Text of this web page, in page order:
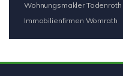
Wohnungsmakler Todenroth
Immobilienfirmen Womrath